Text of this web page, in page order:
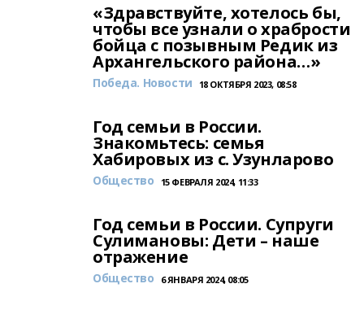
«Здравствуйте, хотелось бы,
чтобы все узнали о храбрости
бойца с позывным Редик из
Архангельского района…»
Победа. Новости 18 ОКТЯБРЯ 2023, 08:58
Год семьи в России.
Знакомьтесь: семья
Хабировых из с. Узунларово
Общество 15 ФЕВРАЛЯ 2024, 11:33
Год семьи в России. Супруги
Сулимановы: Дети – наше
отражение
Общество 6 ЯНВАРЯ 2024, 08:05